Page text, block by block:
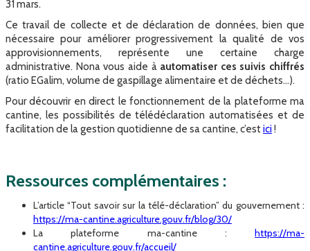
31 mars.
Ce travail de collecte et de déclaration de données, bien que
nécessaire pour améliorer progressivement la qualité de vos
approvisionnements, représente une certaine charge
administrative. Nona vous aide à automatiser ces suivis chiffrés
(ratio EGalim, volume de gaspillage alimentaire et de déchets…).
Pour découvrir en direct le fonctionnement de la plateforme ma
cantine, les possibilités de télédéclaration automatisées et de
facilitation de la gestion quotidienne de sa cantine, c’estici!
Ressources complémentaires :
L’article “Tout savoir sur la télé-déclaration” du gouvernement :
https://ma-cantine.agriculture.gouv.fr/blog/30/
La plateforme ma-cantine : https://ma-
cantine.agriculture.gouv.fr/accueil/